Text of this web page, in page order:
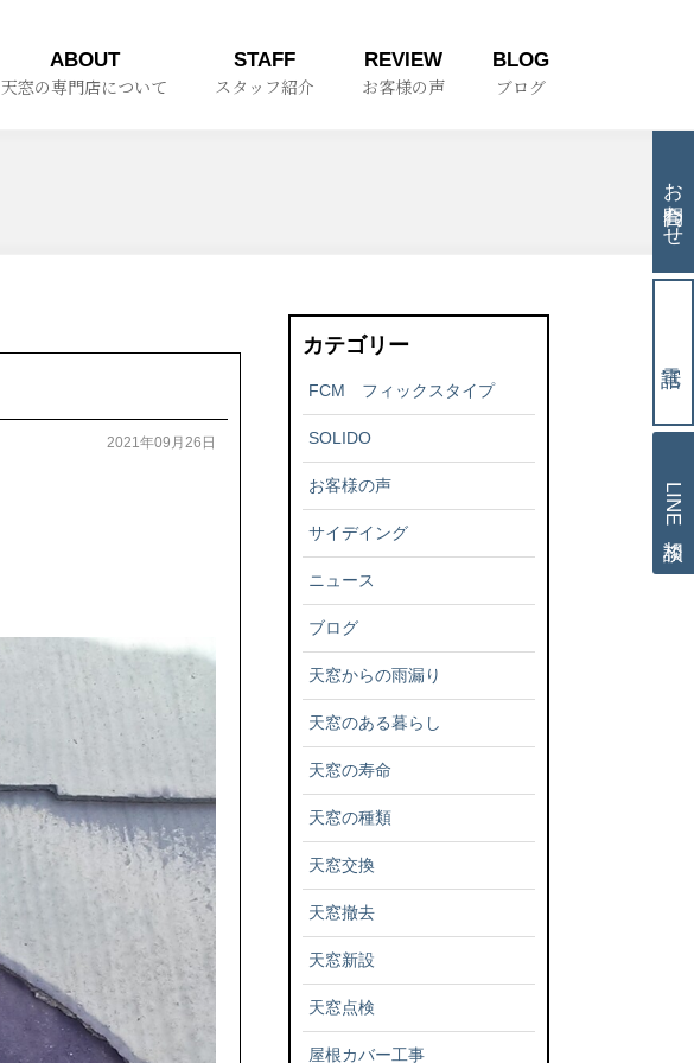
ABOUT
天窓の専門店について
STAFF
スタッフ紹介
REVIEW
お客様の声
BLOG
ブログ
お問合わせ
LINE相談
2021年09月26日
カテゴリー
FCM フィックスタイプ
SOLIDO
お客様の声
サイデイング
ニュース
ブログ
天窓からの雨漏り
天窓のある暮らし
天窓の寿命
天窓の種類
天窓交換
天窓撤去
天窓新設
天窓点検
屋根カバー工事